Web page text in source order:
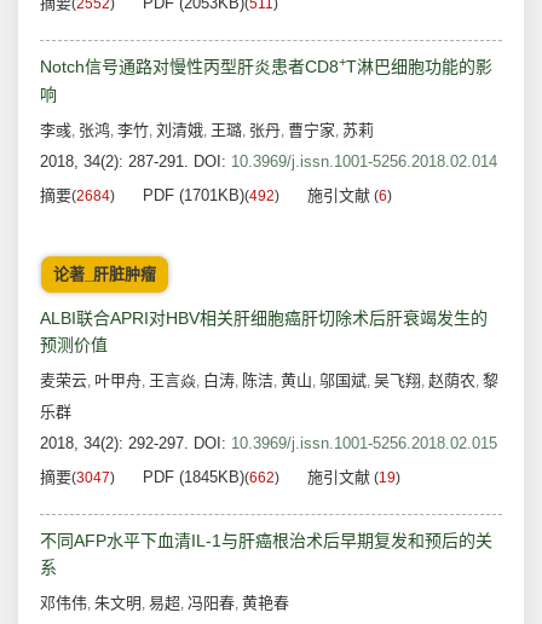
(2552) (511)
Notch信号通路对慢性丙型肝炎患者CD8+T淋巴细胞功能的影
响
李彧, 张鸿, 李竹, 刘清娥, 王璐, 张丹, 曹宁家, 苏莉
2018, 34(2): 287-291. DOI: 10.3969/j.issn.1001-5256.2018.02.014
摘要(2684) PDF (1701KB)(492) 施引文献 (6)
论著_肝脏肿瘤
ALBI联合APRI对HBV相关肝细胞癌肝切除术后肝衰竭发生的
预测价值
麦荣云, 叶甲舟, 王言焱, 白涛, 陈洁, 黄山, 邬国斌, 吴飞翔, 赵荫农, 黎
乐群
2018, 34(2): 292-297. DOI: 10.3969/j.issn.1001-5256.2018.02.015
摘要(3047) PDF (1845KB)(662) 施引文献 (19)
不同AFP水平下血清IL-1与肝癌根治术后早期复发和预后的关
系
邓伟伟, 朱文明 , 易超, 冯阳春, 黄艳春